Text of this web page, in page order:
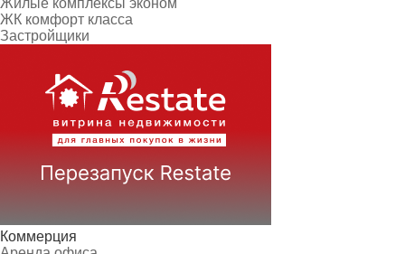
Жилые комплексы эконом
ЖК комфорт класса
Застройщики
Коммерция